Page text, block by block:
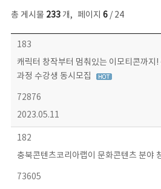
총 게시물 233개, 페이지 6/ 24
보도자료 목록 - 번호, 제목, 작성자, 파일, 조회수, 작성일 정보 제공
183
캐릭터 창작부터 멈춰있는 이모티콘까지
과정 수강생 동시모집
72876
2023.05.11
182
충북콘텐츠코리아랩이 문화콘텐츠 분야
73605